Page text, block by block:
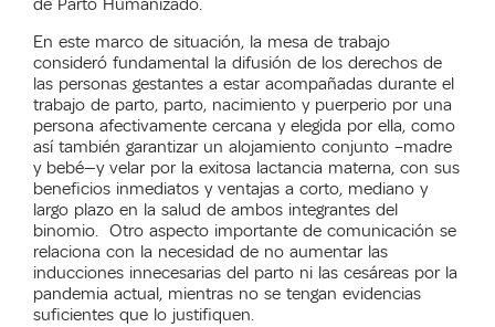
de Parto Humanizado.
En este marco de situación, la mesa de trabajo
consideró fundamental la difusión de los derechos de
las personas gestantes a estar acompañadas durante el
trabajo de parto, parto, nacimiento y puerperio por una
persona afectivamente cercana y elegida por ella, como
así también garantizar un alojamiento conjunto –madre
y bebé—y velar por la exitosa lactancia materna, con sus
beneficios inmediatos y ventajas a corto, mediano y
largo plazo en la salud de ambos integrantes del
binomio. Otro aspecto importante de comunicación se
relaciona con la necesidad de no aumentar las
inducciones innecesarias del parto ni las cesáreas por la
pandemia actual, mientras no se tengan evidencias
suficientes que lo justifiquen.